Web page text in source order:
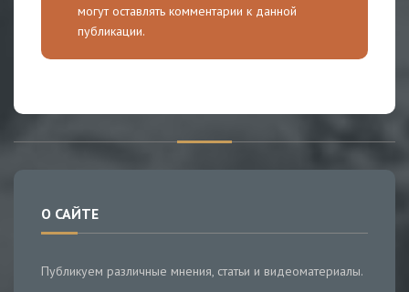
могут оставлять комментарии к данной
публикации.
О САЙТЕ
Публикуем различные мнения, статьи и видеоматериалы.